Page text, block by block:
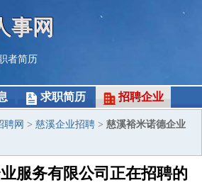
事网
者简历
求职简历 招聘企业
聘网 > 慈溪企业招聘 > 慈溪裕米诺德企业
服务有限公司正在招聘的